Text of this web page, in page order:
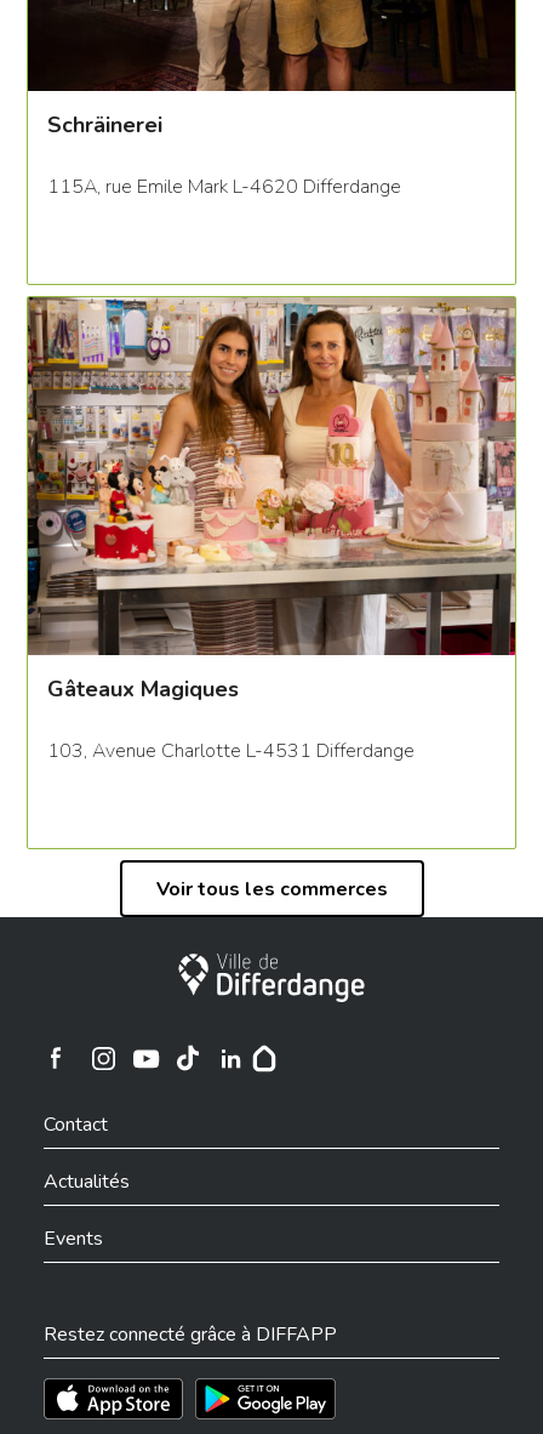
Schräinerei
115A, rue Emile Mark L-4620 Differdange
Gâteaux Magiques
103, Avenue Charlotte L-4531 Differdange
Voir tous les commerces
Ville de Differdange
Ville de Differdange sur Instagram
Contact
Actualités
Events
Restez connecté grâce à DIFFAPP
Téléchargez l'app sur l'App StoreTéléchargez l'app sur Play Store